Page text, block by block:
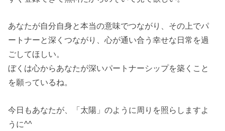
あなたが自分自身と本当の意味でつながり、その上でパ
ートナーと深くつながり、心が通い合う幸せな日常を過
ごしてほしい。
ぼくは心からあなたが深いパートナーシップを築くこと
を願っているね。
今日もあなたが、「太陽」のように周りを照らしますよ
うに^^